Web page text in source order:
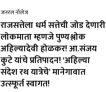
जनरल नॉलेज
राजसत्तेला धर्म सत्तेची जोड देणारी
लोकमाता म्हणजे पुण्यश्लोक
अहिल्यादेवी होळकर! आ.संजय
कुटे यांचे प्रतिपादन! ‘अहिल्या
संदेश रथ यात्रेचे’ मानेगावात
उत्स्फूर्त स्वागत!